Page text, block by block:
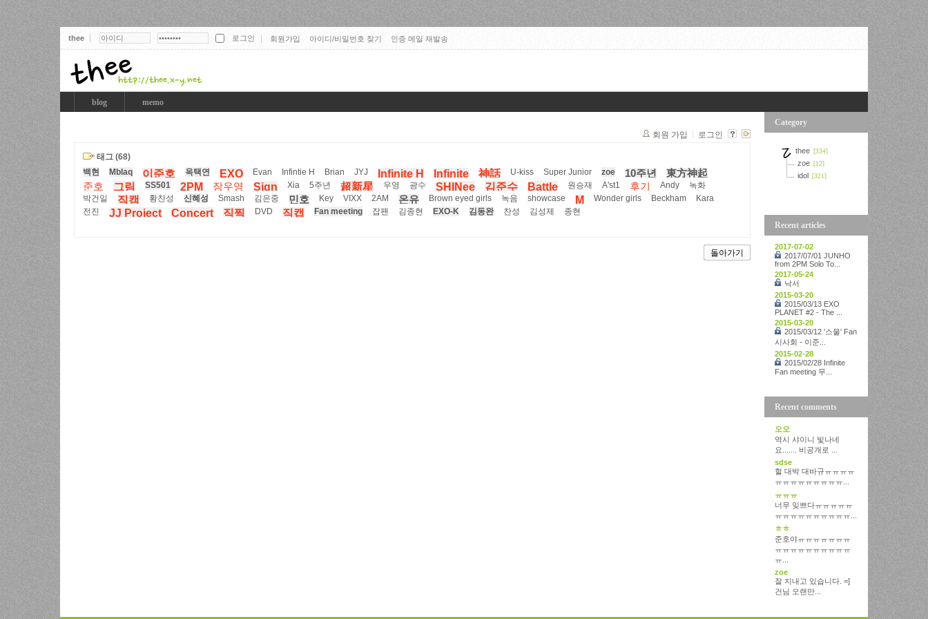
thee 회원가입 아이디/비밀번호 찾기 인증 메일 재발송
blog memo
회원 가입 로그인
태그 (68)
백현
Mblaq 이준호 옥택연 EXO Evan Infintie H Brian JYJ Infinite H Infinite 神話 U-kiss Super Junior zoe 10주년
東方神起
준호
그림 SS501 2PM 장우영 Sign Xia 5주년 超新星 우영 광수 SHINee 김준수 Battle 원승재 A'st1 후기 Andy
녹화
박건일
직캠 황찬성 신혜성 Smash 김은중 민호 Key VIXX 2AM 온유 Brown eyed girls 녹음 showcase M Wonder girls Beckham
Kara
전진
JJ Project Concert 직찍 DVD 직캡 Fan meeting 잡팬 김종현 EXO-K 김동완 찬성 김성제 종현
돌아가기
Category
thee [334]
zoe [12]
idol [321]
Recent articles
2017-07-02
2017/07/01 JUNHO
from 2PM Solo To...
2017-05-24
낙서
2015-03-20
2015/03/13 EXO
PLANET #2 - The ...
2015-03-20
2015/03/12 '스물' Fan
시사회 - 이준...
2015-02-28
2015/02/28 Infinite
Fan meeting 무...
Recent comments
오오
역시 샤이니 빛나네
요....... 비공개로 ...
sdse
헐 대박 대바규ㅠㅠㅠㅠ
ㅠㅠㅠㅠㅠㅠㅠㅠㅠ...
ㅠㅠㅠ
너무 잊쁘다ㅠㅠㅠㅠㅠ
ㅠㅠㅠㅠㅠㅠㅠㅠㅠㅠ...
ㅎㅎ
준호야ㅠㅠㅠㅠㅠㅠㅠ
ㅠㅠㅠㅠㅠㅠㅠㅠㅠㅠ
ㅠ...
zoe
잘 지내고 있습니다. =]
건님 오랜만...